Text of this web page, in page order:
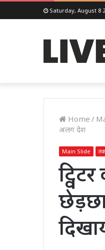
Saturday, August 8
Home /
अलग देश
Main Slide